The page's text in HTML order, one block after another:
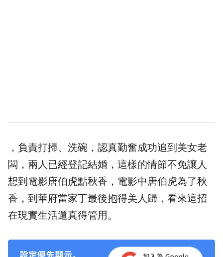
，負責打掃、洗碗，認真勤奮成功追到美女老
闆，兩人已經登記結婚，這樣的情節不免讓人
想到電影唐伯虎點秋香 ，電影中唐伯虎為了秋
香，到華府當家丁最後抱得美人歸，看來這招
在現實生活還真得管用。